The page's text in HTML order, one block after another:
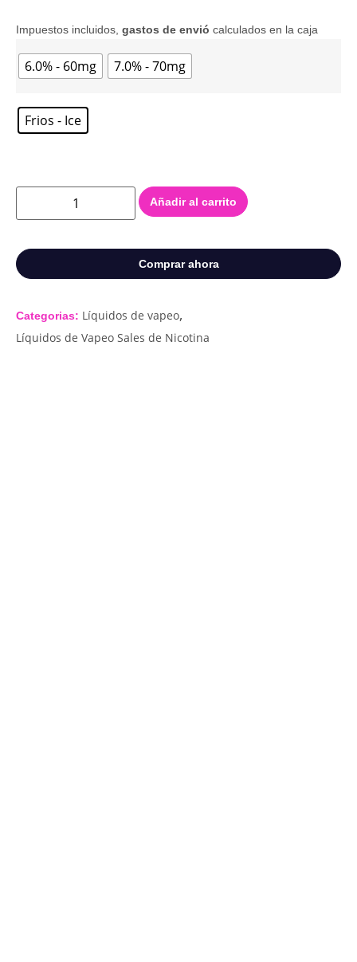
Impuestos incluidos, gastos de envió calculados en la caja
6.0% - 60mg 7.0% - 70mg
Frios - Ice
Añadir al carrito
Comprar ahora
Categorias: Líquidos de vapeo,
Líquidos de Vapeo Sales de Nicotina